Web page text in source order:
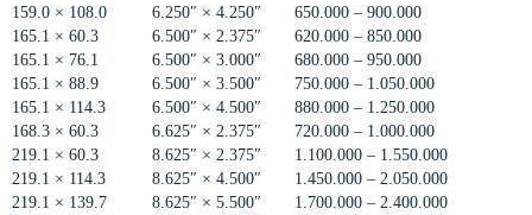
159.0 × 108.0
6.250″ × 4.250″
650.000 – 900.000
165.1 × 60.3
6.500″ × 2.375″
620.000 – 850.000
165.1 × 76.1
6.500″ × 3.000″
680.000 – 950.000
165.1 × 88.9
6.500″ × 3.500″
750.000 – 1.050.000
165.1 × 114.3
6.500″ × 4.500″
880.000 – 1.250.000
168.3 × 60.3
6.625″ × 2.375″
720.000 – 1.000.000
219.1 × 60.3
8.625″ × 2.375″
1.100.000 – 1.550.000
219.1 × 114.3
8.625″ × 4.500″
1.450.000 – 2.050.000
219.1 × 139.7
8.625″ × 5.500″
1.700.000 – 2.400.000